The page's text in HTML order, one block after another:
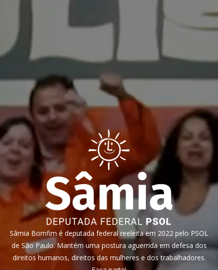
Sâmia Bomfim é deputada federal reeleita em 2022 pelo PSOL
de São Paulo. Mantém uma postura aguerrida em defesa dos
direitos humanos, direitos das mulheres e dos trabalhadores.